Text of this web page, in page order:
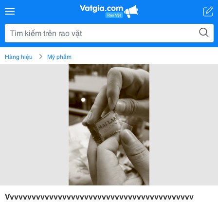
Hàng hiệu Mỹ phẩm
Vvvvvvvvvvvvvvvvvvvvvvvvvvvvvvvvvvvvvvvvvvv